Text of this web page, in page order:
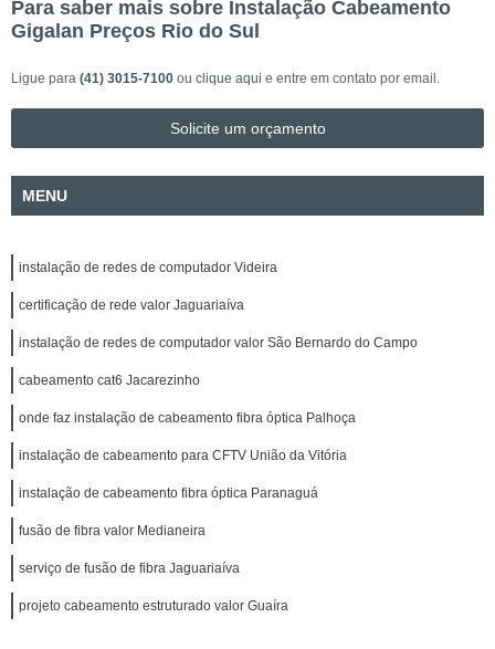
Para saber mais sobre Instalação Cabeamento
Gigalan Preços Rio do Sul
Ligue para (41) 3015-7100 ou clique aqui e entre em contato por email.
Solicite um orçamento
MENU
instalação de redes de computador Videira
certificação de rede valor Jaguariaíva
instalação de redes de computador valor São Bernardo do Campo
cabeamento cat6 Jacarezinho
onde faz instalação de cabeamento fibra óptica Palhoça
instalação de cabeamento para CFTV União da Vitória
instalação de cabeamento fibra óptica Paranaguá
fusão de fibra valor Medianeira
serviço de fusão de fibra Jaguariaíva
projeto cabeamento estruturado valor Guaíra